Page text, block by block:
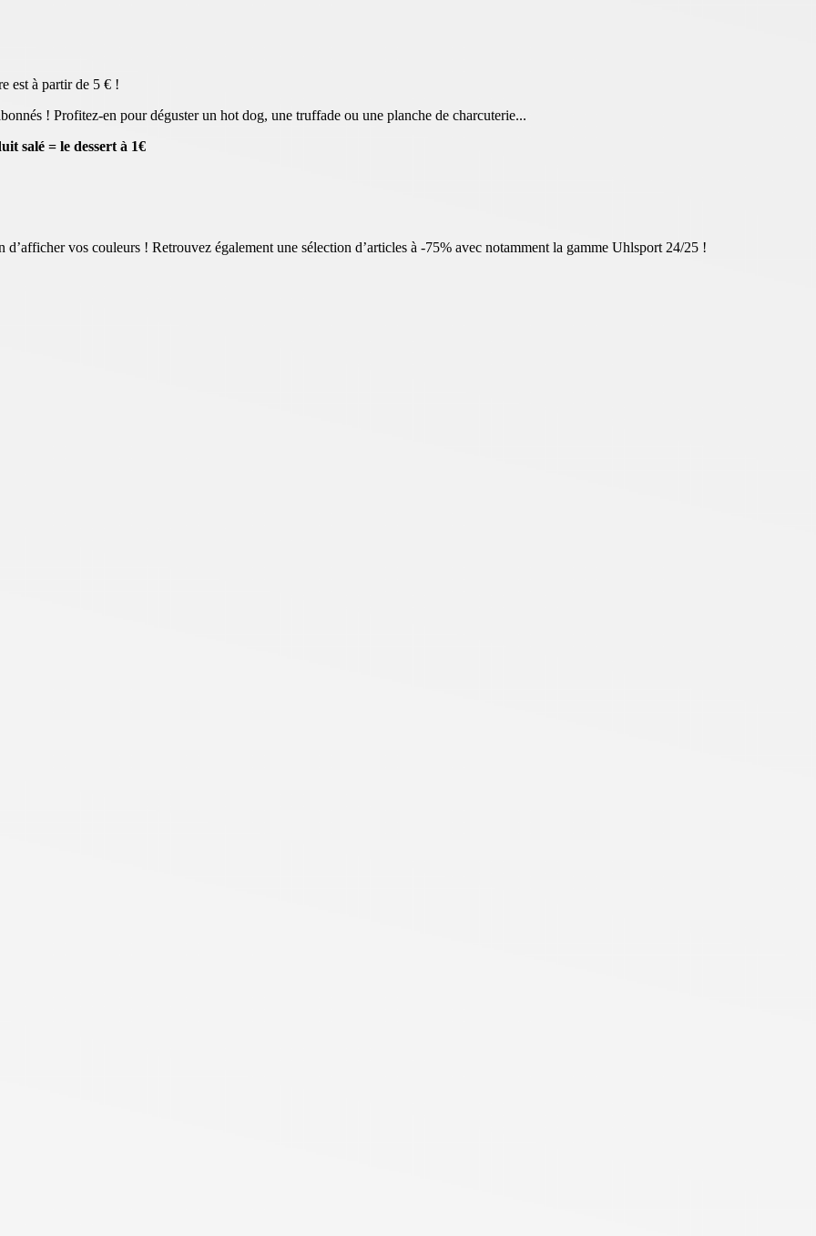
est à partir de 5 € !
! Profitez-en pour déguster un hot dog, une truffade ou une planche de charcuterie...
salé = le dessert à 1€
vos couleurs ! Retrouvez également une sélection d’articles à -75% avec notamment la gamme Uhlsport 24/25 !